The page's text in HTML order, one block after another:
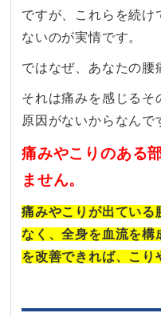
ですが、これらを続け
ないのが実情です。
ではなぜ、あなたの腰
それは痛みを感じるそ
原因がないからなんで
痛みやこりのある
ません。
痛みやこりが出ている
なく、全身を血流を構
を改善できれば、こり